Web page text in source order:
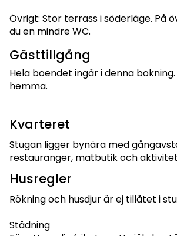
Övrigt: Stor terrass i söderläge. På
du en mindre WC.
Gästtillgång
Hela boendet ingår i denna
hemma.
Kvarteret
Stugan ligger bynära med
restauranger, matbutik och
Husregler
Rökning och husdjur är ej tillåtet i
Städning